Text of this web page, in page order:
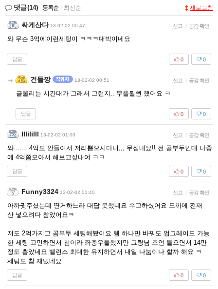
댓글(14) 등록순 최신순 새로고침
싸게산다 13-02-02 00:47 신고 | 공감 확인
와 무슨 3억에이런세팅이 ㅋㅋㅋ대박이네요
답글 0
0
건들깡 13-02-02 00:51 신고 | 공감 확인
글올리는 시간대가 그래서 그런지.. 무플될뻔 했어요 ㅋ
답글 0
0
Illililll 13-02-02 01:00 신고 | 공감 확인
와....... 4억도 안들여서 저리뽑으시다니;;; 무섭내요!! 전 곰부두인대 나중
에 4억쯤모아서 해보고싶내여 ㅋㅋ
답글 0
0
Funny3324 13-02-02 01:40 신고 | 공감 확인
아까귓주셨는데 딴거하느라 대답 못했네요 수고하셨어요 도끼에 전재
산 넣으려다 참았어요ㅋ
저도 2억가지고 곰부두 세팅해봤어요 템 하나만 바꿔도 업그레이드 가능
한 세팅 고민하면서 첨이라 좌충우돌했지만 그랑님 조언 들으면서 14만
정도 뽑았네요 밸런스 최대한 유지하면서 내일 나눔이나 할까 해요 ㅋ
세팅도 참 재밌네요
답글 0
0